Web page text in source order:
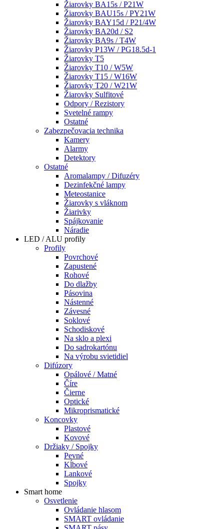
Žiarovky BA15s / P21W
Žiarovky BAU15s / PY21W
Žiarovky BAY15d / P21/4W
Žiarovky BA20d / S2
Žiarovky BA9s / T4W
Žiarovky P13W / PG18.5d-1
Žiarovky T5
Žiarovky T10 / W5W
Žiarovky T15 / W16W
Žiarovky T20 / W21W
Žiarovky Sulfitové
Odpory / Rezistory
Svetelné rampy
Ostatné
Zabezpečovacia technika
Kamery
Alarmy
Detektory
Ostatné
Aromalampy / Difuzéry
Dezinfekčné lampy
Meteostanice
Žiarovky s vláknom
Žiarivky
Spájkovanie
Náradie
LED / ALU profily
Profily
Povrchové
Zapustené
Rohové
Do dlažby
Pásovina
Nástenné
Závesné
Soklové
Schodiskové
Na sklo a plexi
Do sadrokartónu
Na výrobu svietidiel
Difúzory
Opálové / Matné
Číre
Čierne
Optické
Mikroprismatické
Koncovky
Plastové
Kovové
Držiaky / Spojky
Pevné
Kĺbové
Lankové
Spojky
Smart home
Osvetlenie
Ovládanie hlasom
SMART ovládanie